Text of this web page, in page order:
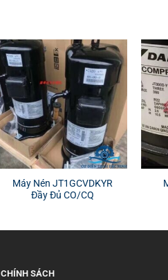
Máy Nén JT1GCVDKYR
Đầy Đủ CO/CQ
CHÍNH SÁCH